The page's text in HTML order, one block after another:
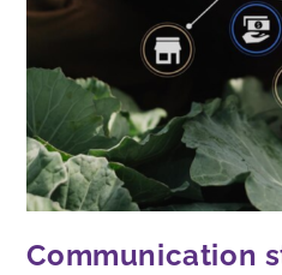
Communication